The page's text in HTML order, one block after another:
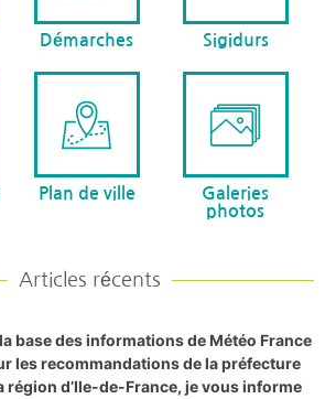
Démarches Sigidurs
Plan de ville
Galeries
photos
Articles récents
base des informations de Météo France
les recommandations de la préfecture
région d’Ile-de-France, je vous informe